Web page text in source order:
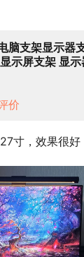
脑支架显示器
示屏支架 显
价
寸，效果很好